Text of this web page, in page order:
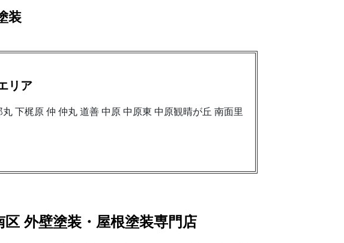
装
リア
下梶原 仲 仲丸 道善 中原 中原東 中原観晴が丘 南面里
区 外壁塗装・屋根塗装専門店